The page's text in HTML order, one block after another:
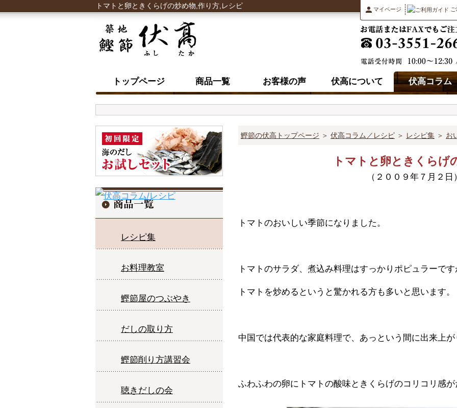
トマトと卵ときくらげの炒め物,作り方,レシピ マイページ
トップページ 商品一覧 お客様の声 伏高について 伏高コラム
鰹節の伏高トップページ ＞ 伏高コラム／レシピ ＞ レシピ集 ＞ お
トマトと卵ときくらげ
（２００９年７月２日
トマトのおいしい季節になりました。
トマトのサラダ、煮込み料理はすっかりポピュラーで
トマトを炒めるというと驚かれる方も多いと思います。
中国では代表的な家庭料理で、あっという間に出来上
ふわふわの卵にトマトの酸味ときくらげのコリコリ感
レシピ集
お料理教室
鰹節屋のつぶやき
だしの取り方
鰹節削り方講習会
聴きだしの会